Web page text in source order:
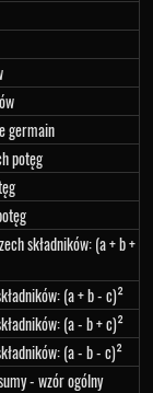
germain
potęg
składników: (a + b +
(a + b - c)²
(a - b + c)²
(a - b - c)²
- wzór ogólny